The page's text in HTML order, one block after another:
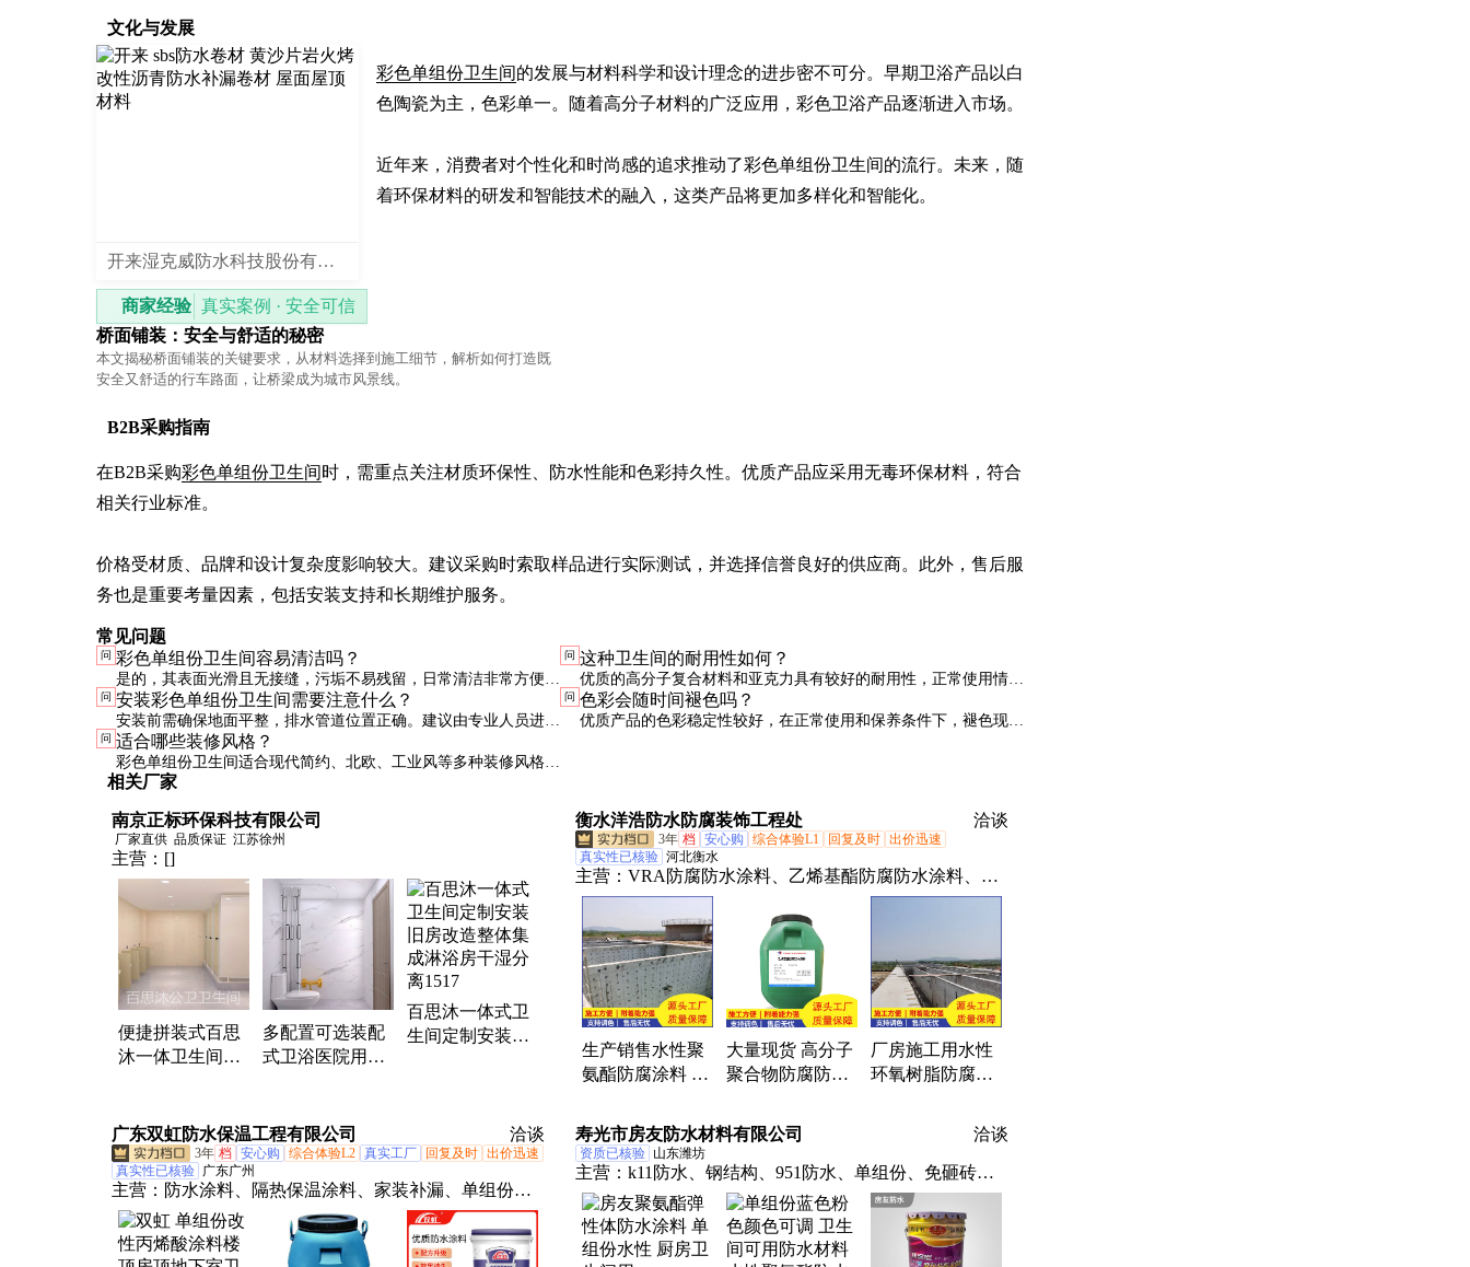
文化与发展
开来湿克威防水科技股份有限公司
彩色单组份卫生间的发展与材料科学和设计理念的进步密不可分。早期卫浴产品以白
色陶瓷为主，色彩单一。随着高分子材料的广泛应用，彩色卫浴产品逐渐进入市场。
近年来，消费者对个性化和时尚感的追求推动了彩色单组份卫生间的流行。未来，随
着环保材料的研发和智能技术的融入，这类产品将更加多样化和智能化。
商家经验 真实案例 · 安全可信
桥面铺装：安全与舒适的秘密
本文揭秘桥面铺装的关键要求，从材料选择到施工细节，解析如何打造既
安全又舒适的行车路面，让桥梁成为城市风景线。
B2B采购指南
在B2B采购彩色单组份卫生间时，需重点关注材质环保性、防水性能和色彩持久性。优质产品应采用无毒环保材料，符合
相关行业标准。
价格受材质、品牌和设计复杂度影响较大。建议采购时索取样品进行实际测试，并选择信誉良好的供应商。此外，售后服
务也是重要考量因素，包括安装支持和长期维护服务。
常见问题
问 彩色单组份卫生间容易清洁吗？
是的，其表面光滑且无接缝，污垢不易残留，日常清洁非常方便。
建议使用中性清洁剂擦拭，避免使用强酸强碱清洁剂。
问 这种卫生间的耐用性如何？
优质的高分子复合材料和亚克力具有较好的耐用性，正常使用情况
下寿命可达10年以上。避免尖锐物品划伤表面可延长使用寿命。
问 安装彩色单组份卫生间需要注意什么？
安装前需确保地面平整，排水管道位置正确。建议由专业人员进行
安装，以确保密封性和使用安全性。
问 色彩会随时间褪色吗？
优质产品的色彩稳定性较好，在正常使用和保养条件下，褪色现象
问 适合哪些装修风格？
彩色单组份卫生间适合现代简约、北欧、工业风等多种装修风格。
用户可根据整体装修色调选择合适的卫生间颜色。
相关厂家
南京正标环保科技有限公司
厂家直供 品质保证 江苏徐州
主营： []
便捷拼装式百思
沐一体卫生间一
多配置可选装配
式卫浴医院用一
百思沐一体式卫
生间定制安装旧
衡水洋浩防水防腐装饰工程处 洽谈
3年 档 安心购 综合体验L1 回复及时 出价迅速
真实性已核验 河北衡水
主营： VRA防腐防水涂料、乙烯基酯防腐防水涂料、环
氧树脂防腐防水涂料、单组份、抗臭氧氟碳防腐防水涂
料
生产销售水性聚
氨酯防腐涂料 单
用防腐防水涂料
大量现货 高分子
聚合物防腐防水
裂
厂房施工用水性
环氧树脂防腐防
涂料耐水性良好
广东双虹防水保温工程有限公司 洽谈
3年 档 安心购 综合体验L2 真实工厂 回复及时 出价迅速
真实性已核验 广东广州
主营： 防水涂料、隔热保温涂料、家装补漏、单组份丙
烯酸防水涂料、翻新隔热、防腐防水涂料、防水卷材、
保温凝胶、路桥防水、吸音隔音涂料
寿光市房友防水材料有限公司 洽谈
资质已核验 山东潍坊
主营： k11防水、钢结构、951防水、单组份、免砸砖、
彩钢瓦、聚氨酯、喷涂速凝、堵漏防水、阳台防水、渗
透结晶、防水补漏、防水材料、屋面防水、补漏胶带、
橡胶沥青、橡胶防水、干粉胶可、液体卷材、隔热卷